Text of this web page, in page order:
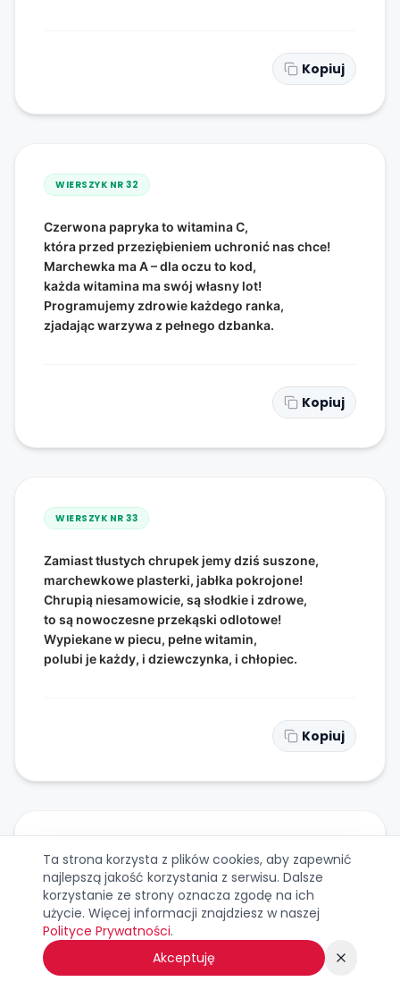
Kopiuj
WIERSZYK NR 32
Czerwona papryka to witamina C,
która przed przeziębieniem uchronić nas chce!
Marchewka ma A – dla oczu to kod,
każda witamina ma swój własny lot!
Programujemy zdrowie każdego ranka,
zjadając warzywa z pełnego dzbanka.
Kopiuj
WIERSZYK NR 33
Zamiast tłustych chrupek jemy dziś suszone,
marchewkowe plasterki, jabłka pokrojone!
Chrupią niesamowicie, są słodkie i zdrowe,
to są nowoczesne przekąski odlotowe!
Wypiekane w piecu, pełne witamin,
polubi je każdy, i dziewczynka, i chłopiec.
Kopiuj
WIERSZYK NR
W wielkich miastach rosną pionowe ogrody,
gdzie sałata rośnie bez ziemi i wody!
Wodne mgiełki karmią zielone korzenie,
to dla rolnictwa wielkie ulepszenie!
Świeże warzywa przez cały rok mamy,
Ta strona korzysta z plików cookies, aby zapewnić
najlepszą jakość korzystania z serwisu. Dalsze
korzystanie ze strony oznacza zgodę na ich
użycie. Więcej informacji znajdziesz w naszej
Polityce Prywatności.
Akceptuję